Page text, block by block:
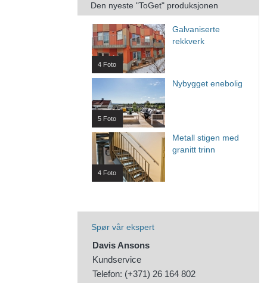
Den nyeste "ToGet" produksjonen
Galvaniserte
rekkverk
4 Foto
Nybygget enebolig
5 Foto
Metall stigen med
granitt trinn
4 Foto
Spør vår ekspert
Davis Ansons
Kundservice
Telefon: (+371) 26 164 802